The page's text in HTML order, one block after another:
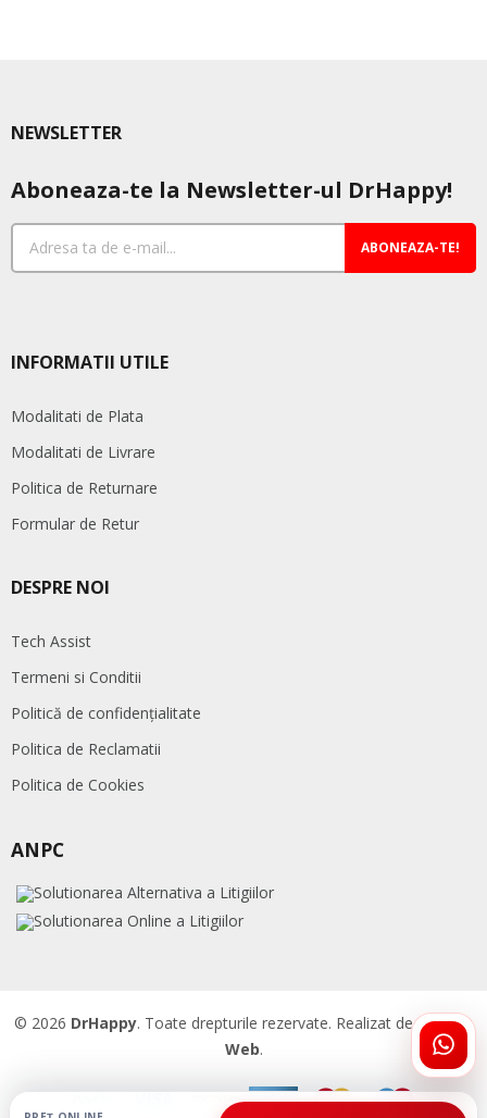
NEWSLETTER
Aboneaza-te la Newsletter-ul DrHappy!
ABONEAZA-TE!
INFORMATII UTILE
Modalitati de Plata
Modalitati de Livrare
Politica de Returnare
Formular de Retur
DESPRE NOI
Tech Assist
Termeni si Conditii
Politică de confidențialitate
Politica de Reclamatii
Politica de Cookies
ANPC
© 2026 DrHappy. Toate drepturile rezervate. Realizat deAccent
Web.